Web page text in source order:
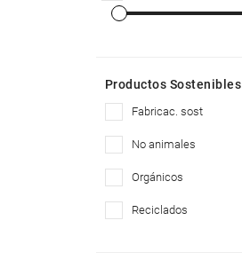
Productos Sostenibles
fabricac. sost
no animales
orgánicos
reciclados